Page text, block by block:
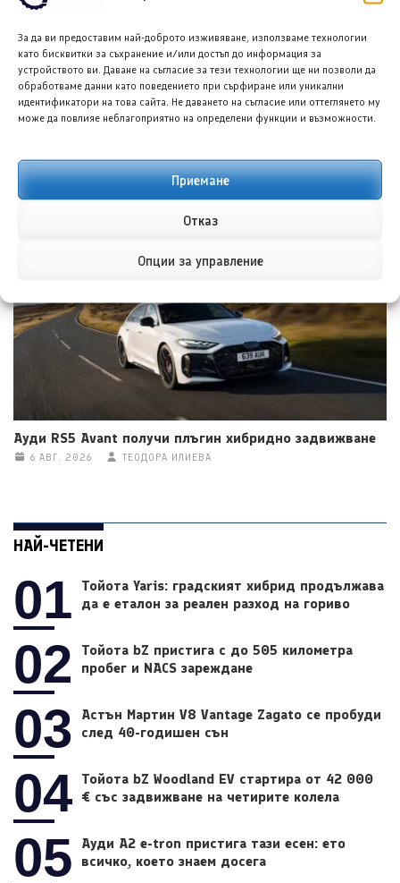
За да ви предоставим най-доброто изживяване, използваме технологии
като бисквитки за съхранение и/или достъп до информация за
устройството ви. Даване на съгласие за тези технологии ще ни позволи да
обработваме данни като поведението при сърфиране или уникални
идентификатори на това сайта. Не даването на съгласие или оттеглянето му
може да повлияе неблагоприятно на определени функции и възможности.
Приемане
Отказ
Опции за управление
ГЛОРИЯ ПЪРВАНОВА
Ауди RS5 Avant получи плъгин хибридно задвижване
6 АВГ. 2026 ТЕОДОРА ИЛИЕВА
НАЙ-ЧЕТЕНИ
01
Тойота Yaris: градският хибрид продължава
да е еталон за реален разход на гориво
02
Тойота bZ пристига с до 505 километра
пробег и NACS зареждане
03
Астън Мартин V8 Vantage Zagato се пробуди
след 40-годишен сън
04 Тойота bZ Woodland EV стартира от 42 000
€ със задвижване на четирите колела
05
Ауди A2 e-tron пристига тази есен: ето
всичко, което знаем досега